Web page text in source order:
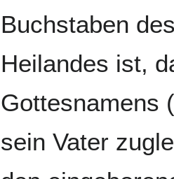
Buchstaben
Heilandes ist,
Gottesnamens
sein Vater